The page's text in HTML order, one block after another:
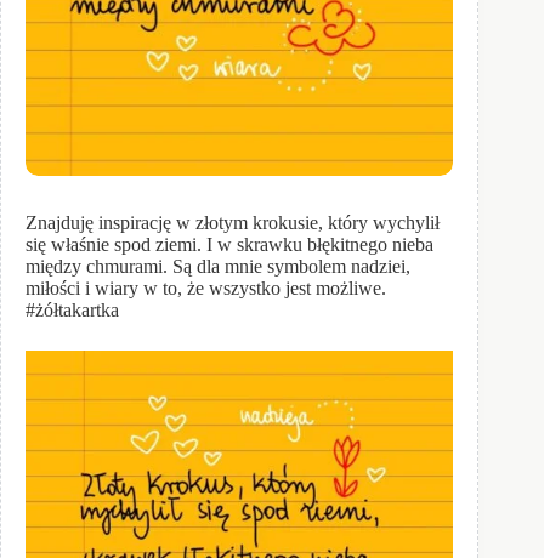
Znajduję inspirację w złotym krokusie, który wychylił
się właśnie spod ziemi. I w skrawku błękitnego nieba
między chmurami. Są dla mnie symbolem nadziei,
miłości i wiary w to, że wszystko jest możliwe.
#żółtakartka